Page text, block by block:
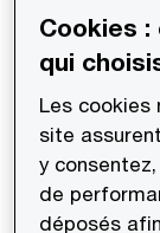
ESG-RSE
Faible
ESG-RSE
Cookies :
qui
Les cookies
site
y
de
déposés